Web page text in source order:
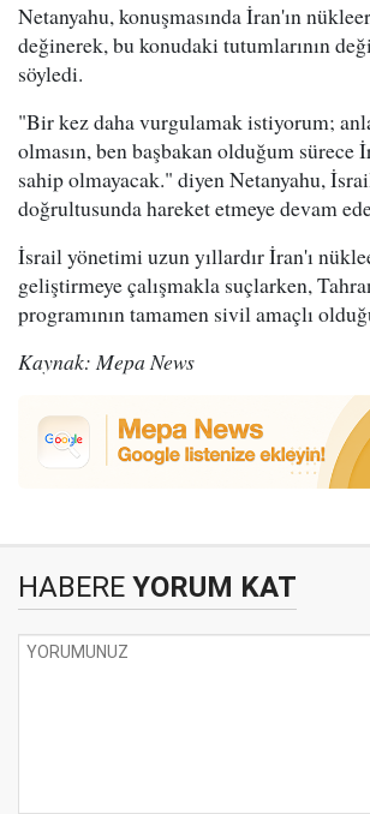
Netanyahu, konuşmasında İran'ın
değinerek, bu konudaki tutumlarının
söyledi.
"Bir kez daha vurgulamak istiyorum;
olmasın, ben başbakan olduğum sürece
sahip olmayacak." diyen Netanyahu,
doğrultusunda hareket etmeye devam
İsrail yönetimi uzun yıllardır İran'ı
geliştirmeye çalışmakla suçlarken,
programının tamamen sivil amaçlı
Kaynak: Mepa News
HABERE YORUM KAT